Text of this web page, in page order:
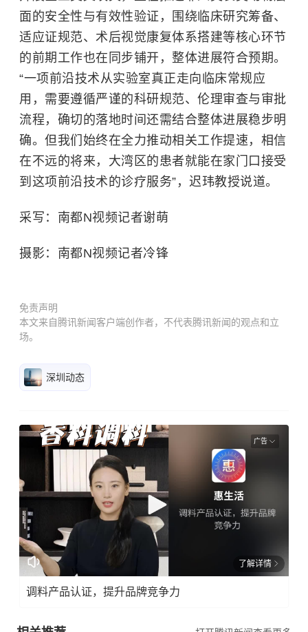
面的安全性与有效性验证，围绕临床研究筹备、
适应证规范、术后视觉康复体系搭建等核心环节
的前期工作也在同步铺开，整体进展符合预期。
“一项前沿技术从实验室真正走向临床常规应
用，需要遵循严谨的科研规范、伦理审查与审批
流程，确切的落地时间还需结合整体进展稳步明
确。但我们始终在全力推动相关工作提速，相信
在不远的将来，大湾区的患者就能在家门口接受
到这项前沿技术的诊疗服务”，迟玮教授说道。
采写：南都N视频记者谢萌
摄影：南都N视频记者冷锋
免责声明
本文来自腾讯新闻客户端创作者，不代表腾讯新闻的观点和立
场。
深圳动态
广告
了解详情
调料产品认证，提升品牌竞争力